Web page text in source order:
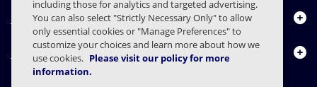
Centre de ressources
Nous contacter
including those for analytics and targeted advertising.
You can also select "Strictly Necessary Only" to allow
only essential cookies or "Manage Preferences" to
customize your choices and learn more about how we
use cookies. Please visit our policy for more
information.